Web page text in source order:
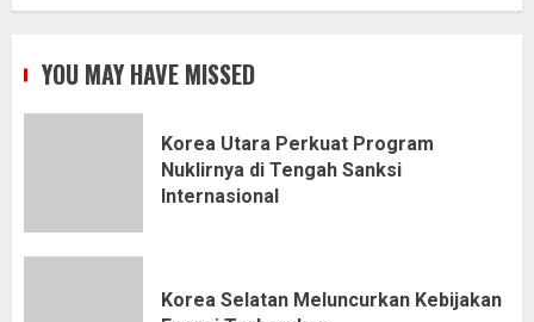
YOU MAY HAVE MISSED
Korea Utara Perkuat Program
Nuklirnya di Tengah Sanksi
Internasional
Korea Selatan Meluncurkan Kebijakan